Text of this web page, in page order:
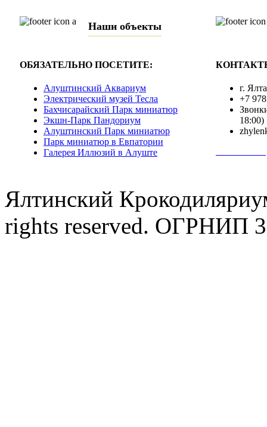
Наши объекты
ОБЯЗАТЕЛЬНО ПОСЕТИТЕ:
Алуштинский Аквариум
Электрический музей Тесла
Бахчисарайский Парк миниатюр
Экшн-Парк Пандориум
Алуштинский Парк миниатюр
Парк миниатюр в Евпатории
Галерея Иллюзий в Алуште
г.
+7
18:00)
Ялтинский
rights reserved. ОГРНИП